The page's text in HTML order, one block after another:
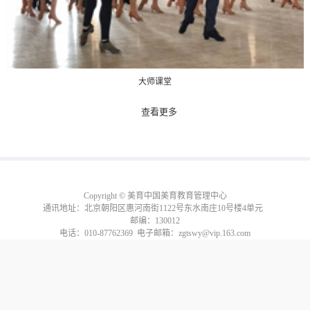
大师课堂
查看更多
Copyright © 美育中国美育教育管理中心
通讯地址：北京朝阳区惠河南街1122号东水南庄10号楼4单元
邮编：130012
电话：010-87762369 电子邮箱：zgtswy@vip.163.com